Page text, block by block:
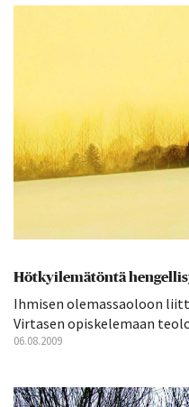
Hötkyilemätöntä
Ihmisen olemassaoloon
Virtasen opiskelemaan
06.08.2009